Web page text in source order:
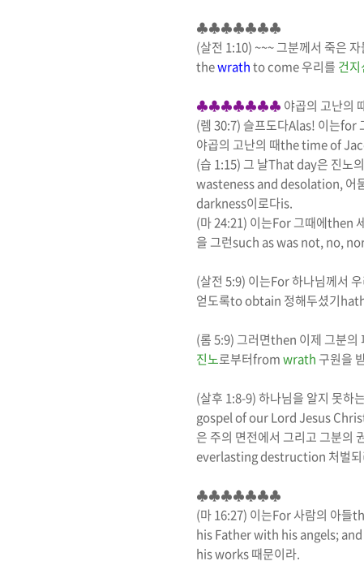
♣♣♣♣♣♣♣
(살전 1:10) ~~~그분께서 죽은
thewrathto come우리를 건지
♣♣♣♣♣♣♣ 야곱의 고난의
(렘 30:7) 슬프도다Alas! 이는for
야곱의 고난의 때the time of
(습 1:15) 그 날That day은 진노
wasteness and desolation, 어
darkness이로다is.
(마24:21) 이는For그때에then
을 그런such as was not, no,
(살전 5:9) 이는For하나님께서
얻도록to obtain 정해두셨기
(롬5:9) 그러면then 이제 그분의
진노로부터fromwrath 구원을
(살후 1:8-9)하나님을 알지 못하
gospel of our Lord Jesus
은 주의 면전에서 그리고 그분의
everlasting destruction 처벌
♣♣♣♣♣♣♣
(마16:27) 이는For사람의 아들
his Father with his angels; and
his works때문이라.